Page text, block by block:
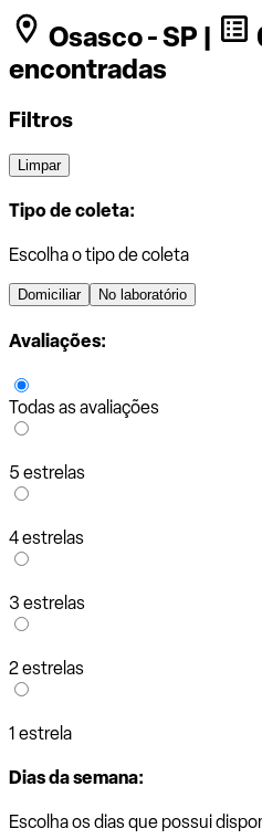
Osasco - SP |
encontradas
Filtros
Limpar
Tipo de coleta:
Escolha o tipo de coleta
Domiciliar No laboratório
Avaliações:
Todas as avaliações
5 estrelas
4 estrelas
3 estrelas
2 estrelas
1 estrela
Dias da semana:
Escolha os dias que possui